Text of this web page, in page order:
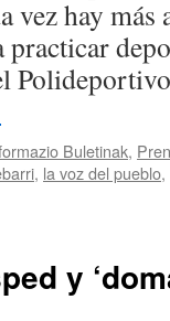
vez hay
practicar
Buletinak,
, la voz del pueblo,
y